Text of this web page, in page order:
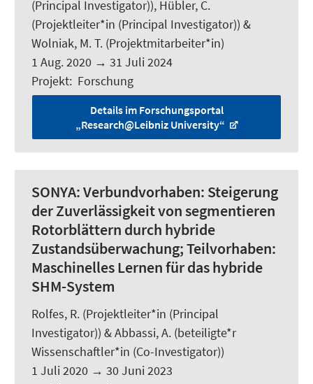
(Principal Investigator)), Hübler, C.
(Projektleiter*in (Principal Investigator)) &
Wolniak, M. T. (Projektmitarbeiter*in)
1 Aug. 2020 → 31 Juli 2024
Projekt: Forschung
Details im Forschungsportal
„Research@Leibniz University“
SONYA:Verbundvorhaben: Steigerung
der Zuverlässigkeit von segmentieren
Rotorblättern durch hybride
Zustandsüberwachung; Teilvorhaben:
Maschinelles Lernen für das hybride
SHM-System
Rolfes, R. (Projektleiter*in (Principal
Investigator)) &Abbassi, A. (beteiligte*r
Wissenschaftler*in (Co-Investigator))
1 Juli 2020 → 30 Juni 2023